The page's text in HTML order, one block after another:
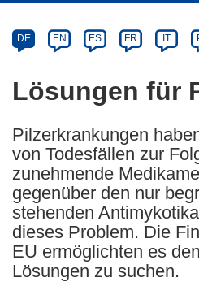
Category
Article
available
the
languages:
DE EN ES FR IT
Lösungen für
Pilzerkrankungen
von Todesfällen zur
zunehmende
gegenüber den nur
stehenden
dieses Problem. Die
EU ermöglichten es
Lösungen zu suchen.